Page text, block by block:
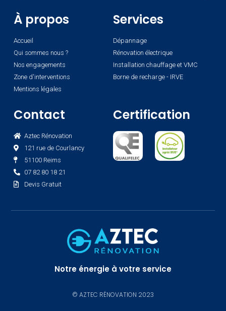
À propos
Accueil
Qui sommes nous ?
Nos engagements
Zone d'interventions
Mentions légales
Services
Dépannage
Rénovation électrique
Installation chauffage et VMC
Borne de recharge - IRVE
Contact
Aztec Rénovation
121 rue de Courlancy
51100 Reims
07 82 80 18 21
Devis Gratuit
Certification
Notre énergie à votre service
© AZTEC RÉNOVATION 2023